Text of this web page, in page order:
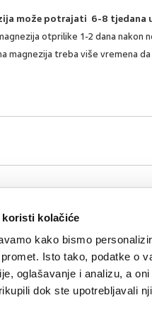
koristi kolačiće
kako bismo
Isto tako, podatke o
oglašavanje i analizu, a
dok ste upotrebljavali
može potrajati 6-8 tjedana
otprilike 1-2 dana nakon
magnezija treba više vremena